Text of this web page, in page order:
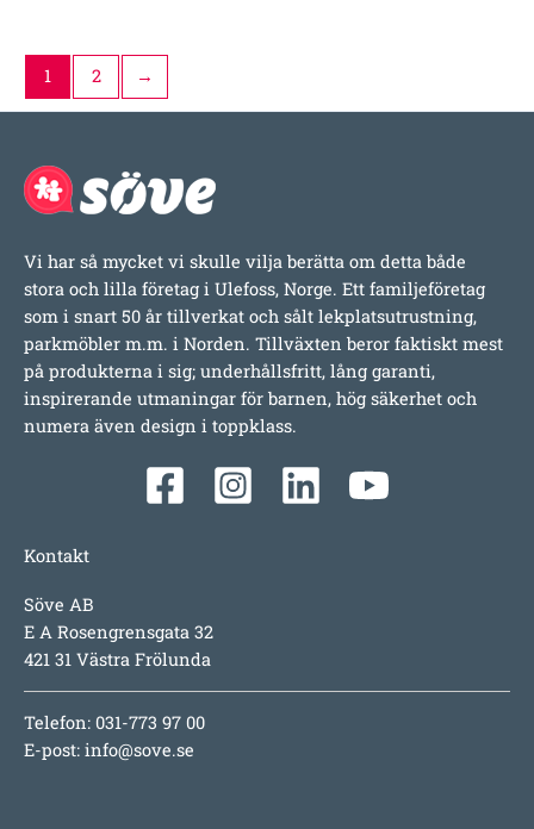
1 2 →
Vi har så mycket vi skulle vilja berätta om detta både
stora och lilla företag i Ulefoss, Norge. Ett familjeföretag
som i snart 50 år tillverkat och sålt lekplatsutrustning,
parkmöbler m.m. i Norden. Tillväxten beror faktiskt mest
på produkterna i sig; underhållsfritt, lång garanti,
inspirerande utmaningar för barnen, hög säkerhet och
numera även design i toppklass.
Kontakt
Söve AB
E A Rosengrensgata 32
421 31 Västra Frölunda
Telefon: 031-773 97 00
E-post: info@sove.se